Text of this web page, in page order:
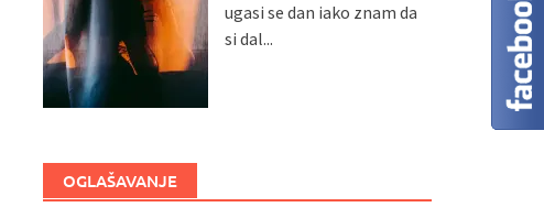
ugasi se dan iako znam da
si dal...
OGLAŠAVANJE